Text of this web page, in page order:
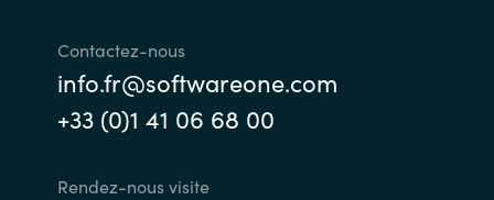
Contactez-nous
info.fr@softwareone.com
+33 (0)1 41 06 68 00
Rendez-nous visite